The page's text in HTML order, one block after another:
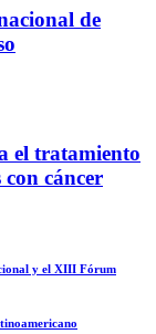
de
el tratamiento
con cáncer
y el XIII Fórum